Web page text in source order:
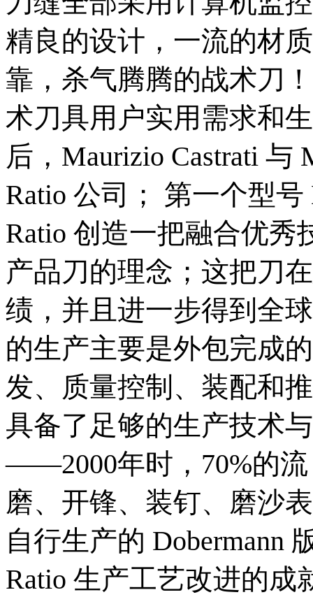
精良的设计，一流的材
靠，杀气腾腾的战术刀
术刀具用户实用需求和
后，Maurizio Castrati 与
Ratio 公司； 第一个型号
Ratio 创造一把融合优
产品刀的理念；这把刀
绩，并且进一步得到全
的生产主要是外包完成
发、质量控制、装配和
具备了足够的生产技术
——2000年时，70%的
磨、开锋、装钉、磨沙
自行生产的 Dobermann
Ratio 生产工艺改进的